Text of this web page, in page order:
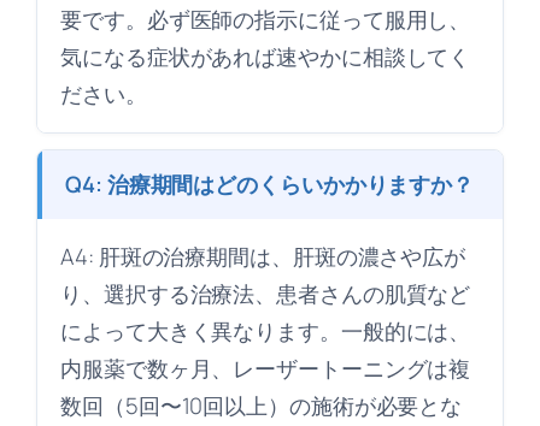
要です。必ず医師の指示に従って服用し、
気になる症状があれば速やかに相談してく
ださい。
Q4: 治療期間はどのくらいかかりますか？
A4: 肝斑の治療期間は、肝斑の濃さや広が
り、選択する治療法、患者さんの肌質など
によって大きく異なります。一般的には、
内服薬で数ヶ月、レーザートーニングは複
数回（5回〜10回以上）の施術が必要とな